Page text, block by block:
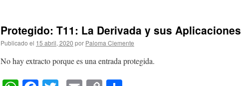
Protegido: T11: La Derivada y sus Aplicaciones
Publicado el 15 abril, 2020 por Paloma Clemente
No hay extracto porque es una entrada protegida.